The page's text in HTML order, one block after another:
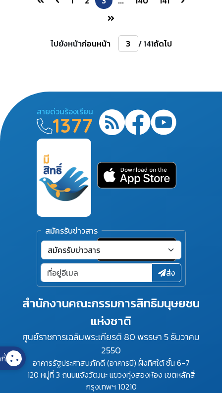
ไปยังหน้าก่อนหน้า / 141ถัดไป
สำนักงานคณะกรรมการสิทธิมนุษยชน
แห่งชาติ
ศูนย์ราชการเฉลิมพระเกียรติ 80 พรรษา 5 ธันวาคม
2550
อาคารรัฐประศาสนภักดี (อาคารบี) ฝั่งทิศใต้ ชั้น 6-7
120 หมู่ที่ 3 ถนนแจ้งวัฒนะ แขวงทุ่งสองห้อง เขตหลักสี่
กรุงเทพฯ 10210
สายด่วนร้องเรียน
1377
สมัครรับข่าวสาร
ส่ง